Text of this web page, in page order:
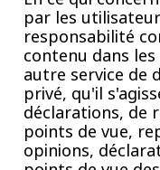
par les
responsabilité
contenu dans
autre service de
privé, qu'il
déclarations, de
points de vue,
opinions,